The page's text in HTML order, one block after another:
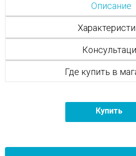
Описание
Где купить в
Купить